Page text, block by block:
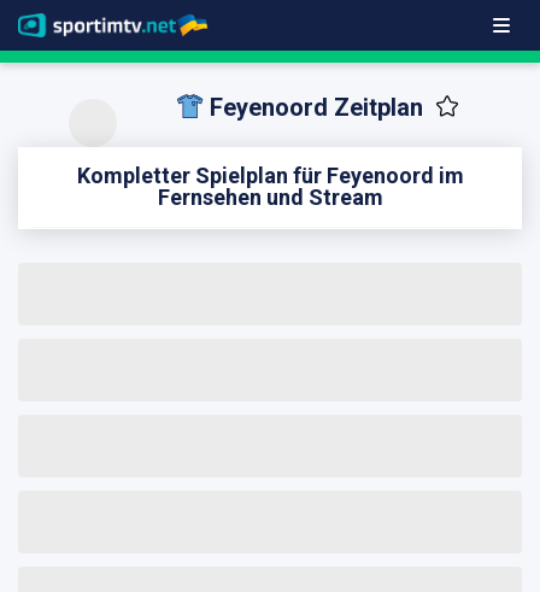
Feyenoord Zeitplan
Kompletter Spielplan für Feyenoord im
Fernsehen und Stream